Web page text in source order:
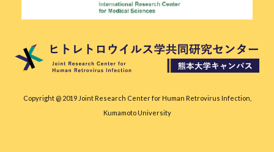
Copyright @ 2019 Joint Research Center for Human Retrovirus Infection,
Kumamoto University